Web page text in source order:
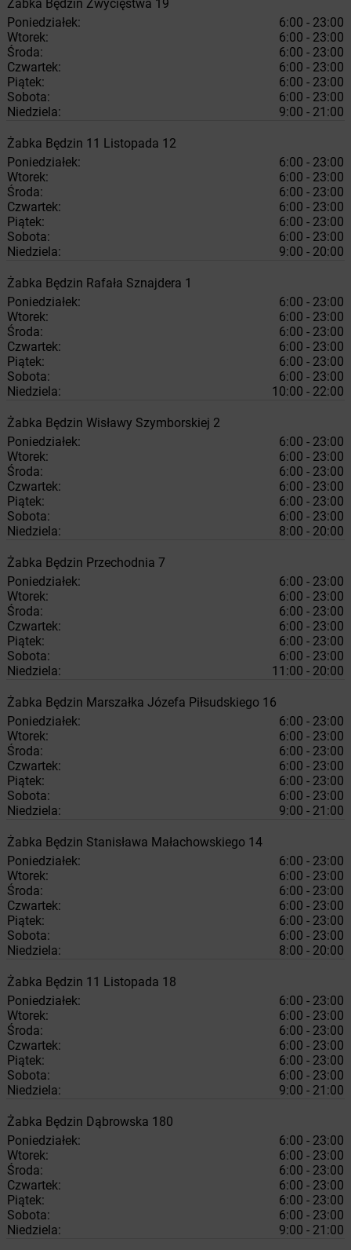
Żabka Będzin Zwycięstwa 19
Poniedziałek:
6:00 - 23:00
Wtorek:
6:00 - 23:00
Środa:
6:00 - 23:00
Czwartek:
6:00 - 23:00
Piątek:
6:00 - 23:00
Sobota:
6:00 - 23:00
Niedziela:
9:00 - 21:00
Żabka Będzin 11 Listopada 12
Poniedziałek:
6:00 - 23:00
Wtorek:
6:00 - 23:00
Środa:
6:00 - 23:00
Czwartek:
6:00 - 23:00
Piątek:
6:00 - 23:00
Sobota:
6:00 - 23:00
Niedziela:
9:00 - 20:00
Żabka Będzin Rafała Sznajdera 1
Poniedziałek:
6:00 - 23:00
Wtorek:
6:00 - 23:00
Środa:
6:00 - 23:00
Czwartek:
6:00 - 23:00
Piątek:
6:00 - 23:00
Sobota:
6:00 - 23:00
Niedziela:
10:00 - 22:00
Żabka Będzin Wisławy Szymborskiej 2
Poniedziałek:
6:00 - 23:00
Wtorek:
6:00 - 23:00
Środa:
6:00 - 23:00
Czwartek:
6:00 - 23:00
Piątek:
6:00 - 23:00
Sobota:
6:00 - 23:00
Niedziela:
8:00 - 20:00
Żabka Będzin Przechodnia 7
Poniedziałek:
6:00 - 23:00
Wtorek:
6:00 - 23:00
Środa:
6:00 - 23:00
Czwartek:
6:00 - 23:00
Piątek:
6:00 - 23:00
Sobota:
6:00 - 23:00
Niedziela:
11:00 - 20:00
Żabka Będzin Marszałka Józefa Piłsudskiego 16
Poniedziałek:
6:00 - 23:00
Wtorek:
6:00 - 23:00
Środa:
6:00 - 23:00
Czwartek:
6:00 - 23:00
Piątek:
6:00 - 23:00
Sobota:
6:00 - 23:00
Niedziela:
9:00 - 21:00
Żabka Będzin Stanisława Małachowskiego 14
Poniedziałek:
6:00 - 23:00
Wtorek:
6:00 - 23:00
Środa:
6:00 - 23:00
Czwartek:
6:00 - 23:00
Piątek:
6:00 - 23:00
Sobota:
6:00 - 23:00
Niedziela:
8:00 - 20:00
Żabka Będzin 11 Listopada 18
Poniedziałek:
6:00 - 23:00
Wtorek:
6:00 - 23:00
Środa:
6:00 - 23:00
Czwartek:
6:00 - 23:00
Piątek:
6:00 - 23:00
Sobota:
6:00 - 23:00
Niedziela:
9:00 - 21:00
Żabka Będzin Dąbrowska 180
Poniedziałek:
6:00 - 23:00
Wtorek:
6:00 - 23:00
Środa:
6:00 - 23:00
Czwartek:
6:00 - 23:00
Piątek:
6:00 - 23:00
Sobota:
6:00 - 23:00
Niedziela:
9:00 - 21:00